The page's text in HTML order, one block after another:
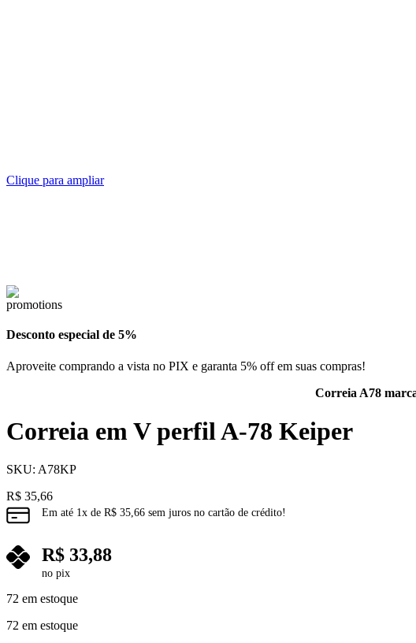
Clique para ampliar
Desconto especial de 5%
Aproveite comprando a vista no PIX e garanta 5% off em suas compras!
Correia A78
Correia em V perfil A-78 Keiper
SKU: A78KP
R$ 35,66
Em até 1x de R$ 35,66 sem juros no cartão de crédito!
R$ 33,88
no pix
72 em estoque
72 em estoque